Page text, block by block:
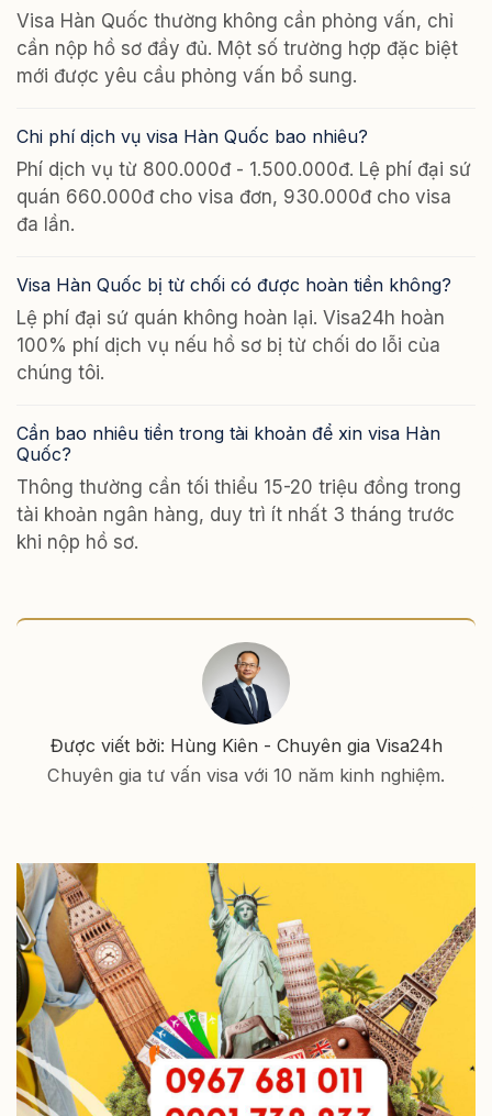
Visa Hàn Quốc thường không cần phỏng vấn, chỉ
cần nộp hồ sơ đầy đủ. Một số trường hợp đặc biệt
mới được yêu cầu phỏng vấn bổ sung.
Chi phí dịch vụ visa Hàn Quốc bao nhiêu?
Phí dịch vụ từ 800.000đ - 1.500.000đ. Lệ phí đại sứ
quán 660.000đ cho visa đơn, 930.000đ cho visa
đa lần.
Visa Hàn Quốc bị từ chối có được hoàn tiền không?
Lệ phí đại sứ quán không hoàn lại. Visa24h hoàn
100% phí dịch vụ nếu hồ sơ bị từ chối do lỗi của
chúng tôi.
Cần bao nhiêu tiền trong tài khoản để xin visa Hàn
Quốc?
Thông thường cần tối thiểu 15-20 triệu đồng trong
tài khoản ngân hàng, duy trì ít nhất 3 tháng trước
khi nộp hồ sơ.
Được viết bởi: Hùng Kiên - Chuyên gia Visa24h
Chuyên gia tư vấn visa với 10 năm kinh nghiệm.